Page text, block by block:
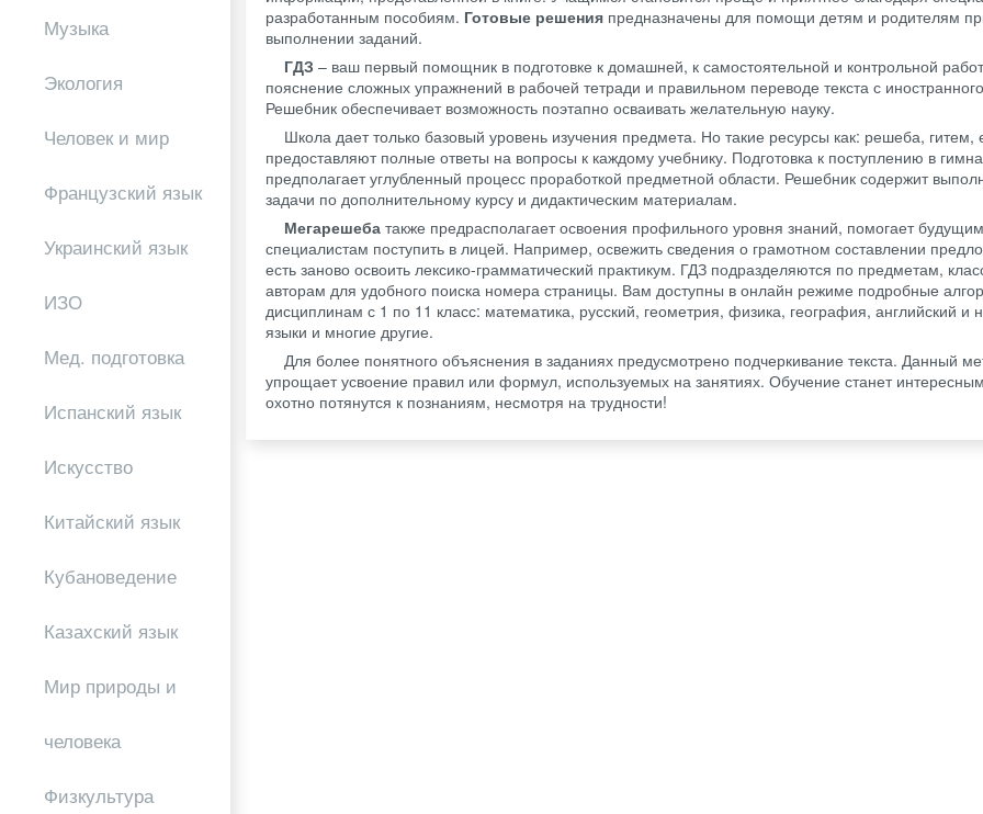
Музыка
Экология
Человек и мир
Французский язык
Украинский язык
ИЗО
Мед. подготовка
Испанский язык
Искусство
Китайский язык
Кубановедение
Казахский язык
Мир природы и
человека
Физкультура
разработанным пособиям. Готовые решения предназначены для помощи детям и родителям
выполнении заданий.
ГДЗ – ваш первый помощник в подготовке к домашней, к самостоятельной и контрольной
пояснение сложных упражнений в рабочей тетради и правильном переводе текста с
Решебник обеспечивает возможность поэтапно осваивать желательную науку.
Школа дает только базовый уровень изучения предмета. Но такие ресурсы как: решеба, гитем,
предоставляют полные ответы на вопросы к каждому учебнику. Подготовка к поступлению в
предполагает углубленный процесс проработкой предметной области. Решебник содержит
задачи по дополнительному курсу и дидактическим материалам.
Мегарешебатакже предрасполагает освоения профильного уровня знаний, помогает будущим
специалистам поступить в лицей. Например, освежить сведения о грамотном составлении
есть заново освоить лексико-грамматический практикум. ГДЗ подразделяются по предметам,
авторам для удобного поиска номера страницы. Вам доступны в онлайн режиме подробные
дисциплинам с 1 по 11 класс: математика, русский, геометрия, физика, география, английский и
языки и многие другие.
Для более понятного объяснения в заданиях предусмотрено подчеркивание текста. Данный
упрощает усвоение правил или формул, используемых на занятиях. Обучение станет
охотно потянутся к познаниям, несмотря на трудности!